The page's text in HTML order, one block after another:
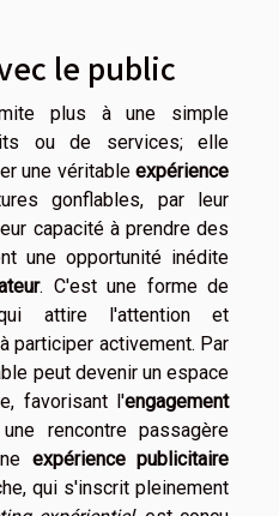
le public
plus à une simple
ou de services; elle
une véritable expérience
gonflables, par leur
capacité à prendre des
une opportunité inédite
. C'est une forme de
attire l'attention et
participer activement. Par
peut devenir un espace
favorisant l'engagement
rencontre passagère
expérience publicitaire
qui s'inscrit pleinement